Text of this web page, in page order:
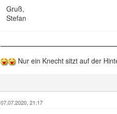
Gruß,
Stefan
Nur ein Knecht sitzt auf der
07.07.2020, 21:17